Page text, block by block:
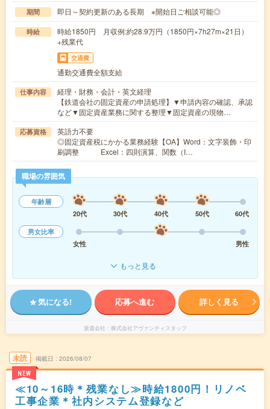
期間 即日～契約更新のある長期 ※開始日ご相談可能◎
時給
時給1850円 月収例:約28.9万円（1850円×7h27m×21日）
+残業代
交通費
通勤交通費全額支給
仕事内容
経理・財務・会計・英文経理
【鉄道会社の固定資産の申請処理】▼申請内容の確認、承認
など▼固定資産業務に関する整理▼固定資産の現物…
応募資格
英語力不要
◎固定資産税にかかる業務経験【OA】Word：文字装飾・印
刷調整 Excel：四則演算、関数（I…
職場の雰囲気
年齢層
20代
30代 40代 50代
60代
男女比率
女性
男性
もっと見る
気になる! 応募へ進む 詳しく見る
派遣会社 株式会社アヴァンティスタッフ
未読
NEW
掲載日 2026/08/07
≪10～16時＊残業なし≫時給1800円！リノベ
工事企業＊社内システム登録など